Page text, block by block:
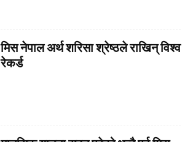
मिस नेपाल अर्थ शरिसा श्रेष्ठले राखिन् विश्व
रेकर्ड